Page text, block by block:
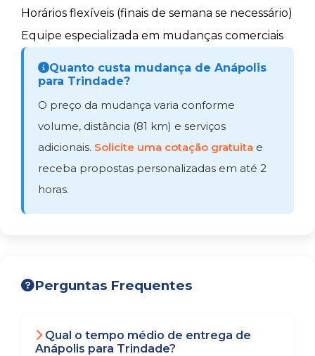
Horários flexíveis (finais de semana se necessário)
Equipe especializada em mudanças comerciais
Quanto custa mudança de Anápolis
para Trindade?
O preço da mudança varia conforme
volume, distância (81 km) e serviços
adicionais. Solicite uma cotação gratuita e
receba propostas personalizadas em até 2
horas.
Perguntas Frequentes
Qual o tempo médio de entrega de
Anápolis para Trindade?